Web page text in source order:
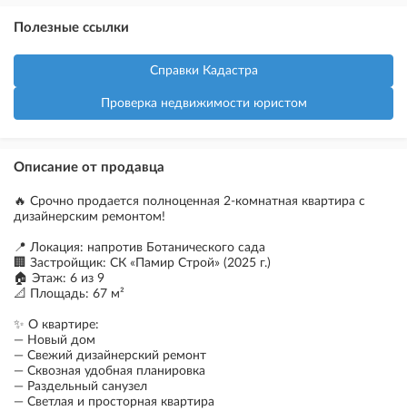
Полезные ссылки
Справки Кадастра
Проверка недвижимости юристом
Описание от продавца
🔥 Срочно продается полноценная 2-комнатная квартира с
дизайнерским ремонтом!
📍 Локация: напротив Ботанического сада
🏢 Застройщик: СК «Памир Строй» (2025 г.)
🏠 Этаж: 6 из 9
📐 Площадь: 67 м²
✨ О квартире:
— Новый дом
— Свежий дизайнерский ремонт
— Сквозная удобная планировка
— Раздельный санузел
— Светлая и просторная квартира